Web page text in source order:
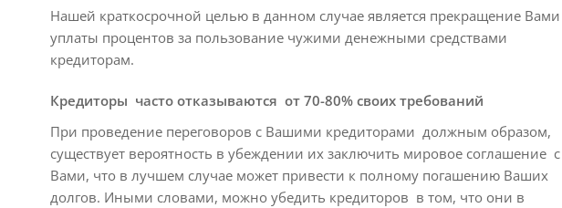
Нашей краткосрочной целью в данном случае является прекращение Вами
уплаты процентов за пользование чужими денежными средствами
кредиторам.
Кредиторы часто отказываются от 70-80% своих требований
При проведение переговоров с Вашими кредиторами должным образом,
существует вероятность в убеждении их заключить мировое соглашение с
Вами, что в лучшем случае может привести к полному погашению Ваших
долгов. Иными словами, можно убедить кредиторов в том, что они в